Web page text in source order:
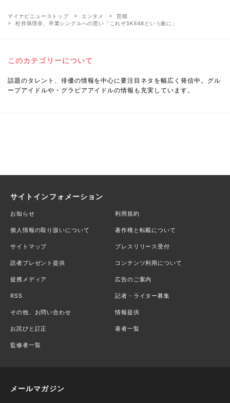
マイナビニューストップ エンタメ
芸能
松井珠理奈、卒業シングルへの思い「これぞSKE48という曲に」
このカテゴリーについて
話題のタレント、俳優の情報を中心に要注目ネタを幅広く発信中。グル
ープアイドルや・グラビアアイドルの情報も充実しています。
サイトインフォメーション
お知らせ 利用規約
個人情報の取り扱いについて 著作権と転載について
サイトマップ プレスリリース受付
読者プレゼント提供 コンテンツ利用について
提携メディア 広告のご案内
RSS 記者・ライター募集
その他、お問い合わせ 情報提供
お詫びと訂正 著者一覧
監修者一覧
メールマガジン